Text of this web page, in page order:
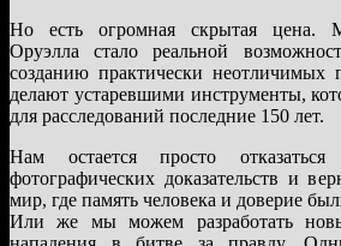
Но есть огромная скрытая цена.
Оруэлла стало реальной
созданию практически неотличимых
делают устаревшими инструменты,
для расследований последние 150 лет.
Нам остается просто
фотографических доказательств и
мир, где память человека и доверие
Или же мы можем разработать